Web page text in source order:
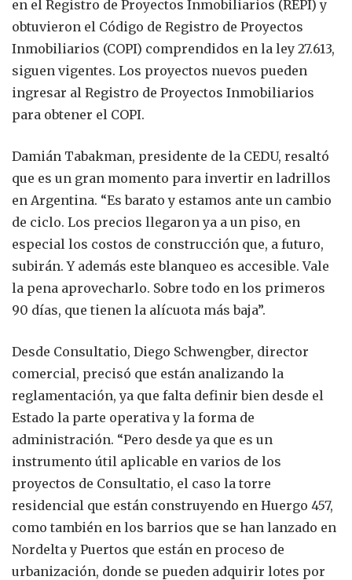
en el Registro de Proyectos Inmobiliarios (REPI) y
obtuvieron el Código de Registro de Proyectos
Inmobiliarios (COPI) comprendidos en la ley 27.613,
siguen vigentes. Los proyectos nuevos pueden
ingresar al Registro de Proyectos Inmobiliarios
para obtener el COPI.
Damián Tabakman, presidente de la CEDU, resaltó
que es un gran momento para invertir en ladrillos
en Argentina. “Es barato y estamos ante un cambio
de ciclo. Los precios llegaron ya a un piso, en
especial los costos de construcción que, a futuro,
subirán. Y además este blanqueo es accesible. Vale
la pena aprovecharlo. Sobre todo en los primeros
90 días, que tienen la alícuota más baja”.
Desde Consultatio, Diego Schwengber, director
comercial, precisó que están analizando la
reglamentación, ya que falta definir bien desde el
Estado la parte operativa y la forma de
administración. “Pero desde ya que es un
instrumento útil aplicable en varios de los
proyectos de Consultatio, el caso la torre
residencial que están construyendo en Huergo 457,
como también en los barrios que se han lanzado en
Nordelta y Puertos que están en proceso de
urbanización, donde se pueden adquirir lotes por